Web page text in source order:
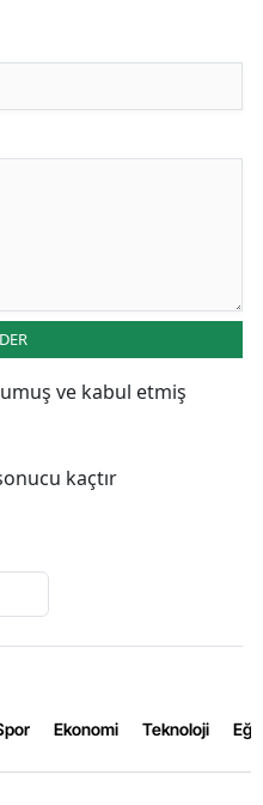
ve kabul etmiş
kaçtır
Ekonomi Teknoloji